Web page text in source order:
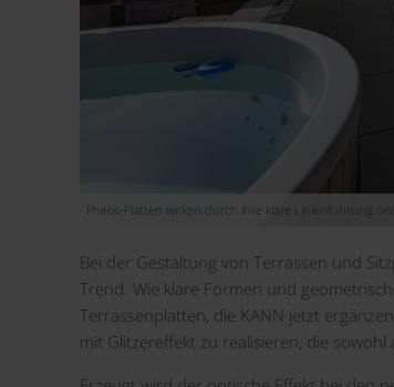
Pheos-Platten wirken durch ihre klare Linienführung
Bei der Gestaltung von Terrassen und
Trend. Wie klare Formen und
Terrassenplatten, die KANN jetzt
mit Glitzereffekt zu realisieren, die